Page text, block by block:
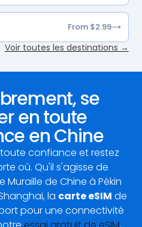
From $2.99
Voir toutes les destinations →
se
en toute
en Chine
confiance et restez
où. Qu'il s'agisse de
de Chine à Pékin
la carte eSIM de
pour une connectivité